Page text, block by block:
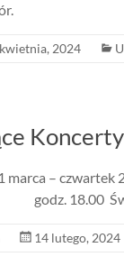
2024
Koncerty
marca – czwartek
18.00
14 lutego, 2024